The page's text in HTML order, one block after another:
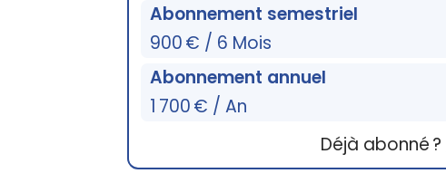
Abonnement semestriel
900 € / 6 Mois
Abonnement annuel
1 700 € / An
Déjà abonné ?